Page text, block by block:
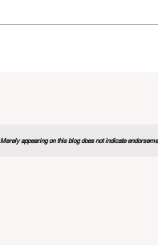
Merely appearing on this blog does not indicate